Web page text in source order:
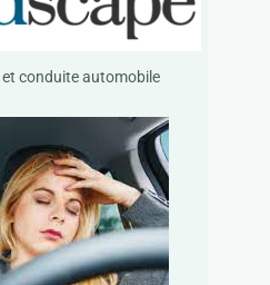
conduite automobile